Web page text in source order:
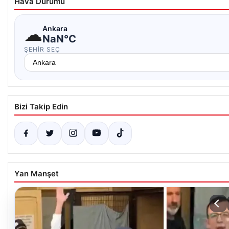
☁Ankara
NaN°C
ŞEHIR SEÇ
Bizi Takip Edin
Yan Manşet